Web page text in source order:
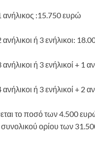
ανήλικος :15.750 ευρώ
ανήλικοι ή 3 ενήλικοι:
ή 3 ενήλικοί + 1
ή 3 ενήλικοί + 2
το ποσό των 4.500
ορίου των